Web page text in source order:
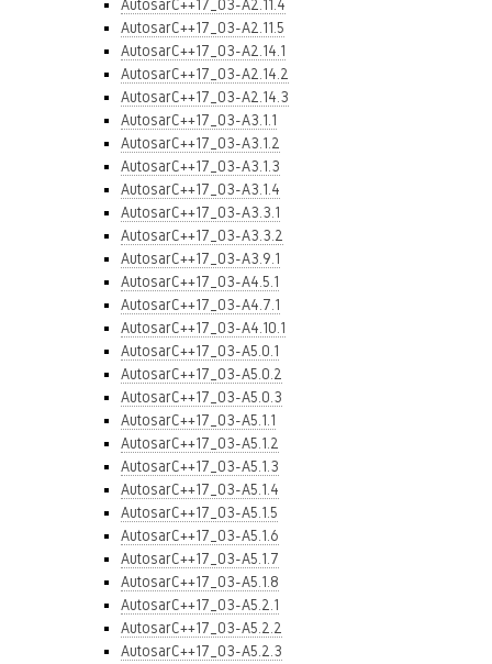
AutosarC++17_03-A2.11.4
AutosarC++17_03-A2.11.5
AutosarC++17_03-A2.14.1
AutosarC++17_03-A2.14.2
AutosarC++17_03-A2.14.3
AutosarC++17_03-A3.1.1
AutosarC++17_03-A3.1.2
AutosarC++17_03-A3.1.3
AutosarC++17_03-A3.1.4
AutosarC++17_03-A3.3.1
AutosarC++17_03-A3.3.2
AutosarC++17_03-A3.9.1
AutosarC++17_03-A4.5.1
AutosarC++17_03-A4.7.1
AutosarC++17_03-A4.10.1
AutosarC++17_03-A5.0.1
AutosarC++17_03-A5.0.2
AutosarC++17_03-A5.0.3
AutosarC++17_03-A5.1.1
AutosarC++17_03-A5.1.2
AutosarC++17_03-A5.1.3
AutosarC++17_03-A5.1.4
AutosarC++17_03-A5.1.5
AutosarC++17_03-A5.1.6
AutosarC++17_03-A5.1.7
AutosarC++17_03-A5.1.8
AutosarC++17_03-A5.2.1
AutosarC++17_03-A5.2.2
AutosarC++17_03-A5.2.3